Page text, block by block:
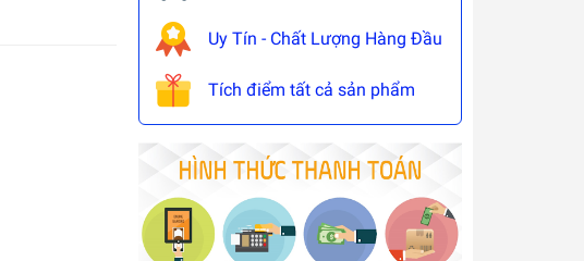
Uy Tín - Chất Lượng Hàng Đầu
Tích điểm tất cả sản phẩm